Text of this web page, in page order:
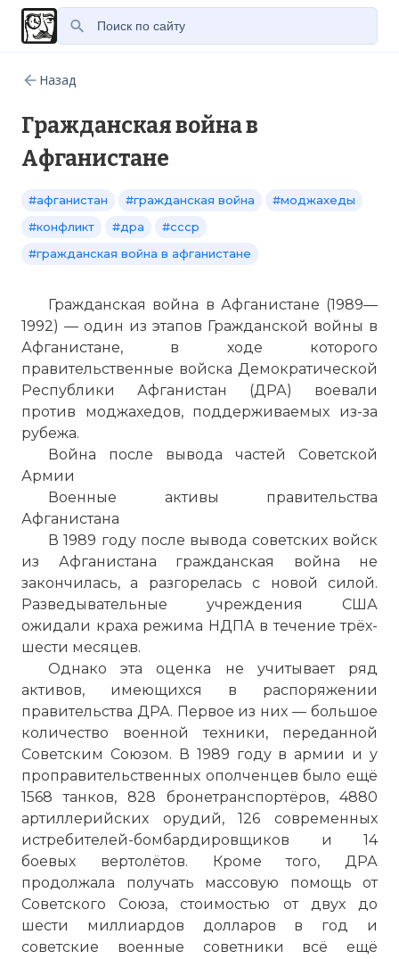
Назад
Гражданская война в
Афганистане
#афганистан #гражданская война
#моджахеды
#конфликт
#дра
#ссср
#гражданская война в афганистане
Гражданская война в Афганистане (1989—
1992) — один из этапов Гражданской войны в
Афганистане, в ходе которого
правительственные войска Демократической
Республики Афганистан (ДРА) воевали
против моджахедов, поддерживаемых из-за
рубежа.
Война после вывода частей Советской
Армии
Военные активы правительства
Афганистана
В 1989 году после вывода советских войск
из Афганистана гражданская война не
закончилась, а разгорелась с новой силой.
Разведывательные учреждения США
ожидали краха режима НДПА в течение трёх-
шести месяцев.
Однако эта оценка не учитывает ряд
активов, имеющихся в распоряжении
правительства ДРА. Первое из них — большое
количество военной техники, переданной
Советским Союзом. В 1989 году в армии и у
проправительственных ополченцев было ещё
1568 танков, 828 бронетранспортёров, 4880
артиллерийских орудий, 126 современных
истребителей-бомбардировщиков и 14
боевых вертолётов. Кроме того, ДРА
продолжала получать массовую помощь от
Советского Союза, стоимостью от двух до
шести миллиардов долларов в год и
советские военные советники всё ещё